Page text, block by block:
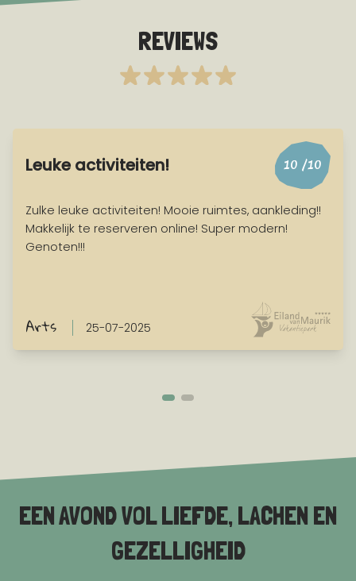
REVIEWS
Leuke activiteiten! 10 /10
Zulke leuke activiteiten! Mooie ruimtes, aankleding!!
Makkelijk te reserveren online! Super modern!
Genoten!!!
Arts 25-07-2025
EEN AVOND VOL LIEFDE, LACHEN EN
GEZELLIGHEID